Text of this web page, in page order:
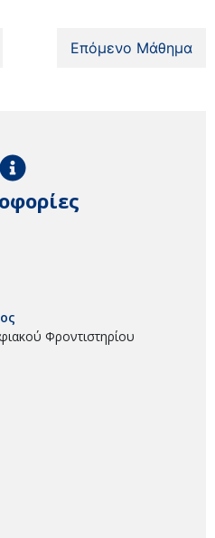
Επόμενο Μάθημα
Φροντιστηρίου